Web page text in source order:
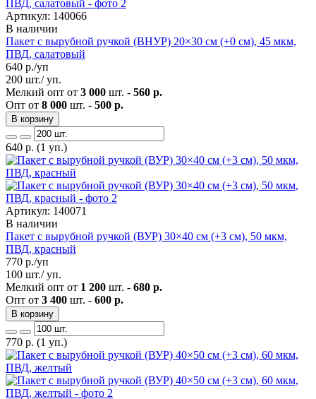
Артикул: 140066
В наличии
Пакет с вырубной ручкой (ВНУР) 20×30 см (+0 см), 45 мкм,
ПВД, салатовый
640 р./уп
200 шт./ уп.
Мелкий опт от 3 000 шт. - 560 р.
Опт от 8 000 шт. - 500 р.
В корзину
640 р. (1 уп.)
Артикул: 140071
В наличии
Пакет с вырубной ручкой (ВУР) 30×40 см (+3 см), 50 мкм,
ПВД, красный
770 р./уп
100 шт./ уп.
Мелкий опт от 1 200 шт. - 680 р.
Опт от 3 400 шт. - 600 р.
В корзину
770 р. (1 уп.)